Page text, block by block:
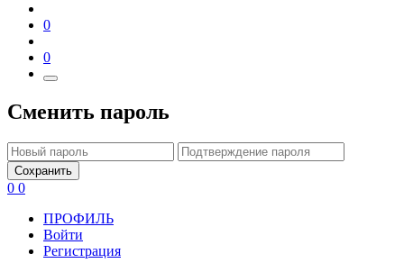
0
0
Сменить пароль
Сохранить
0 0
ПРОФИЛЬ
Войти
Регистрация